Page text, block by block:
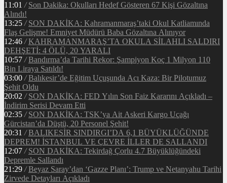
11:01 / Son Dakika: Okulları Hedef Gösteren 67 Kişi Gözaltına
Alındı!
13:25 / SON DAKİKA: Kahramanmaraş’taki Okul Katliamında
Flaş Gelişme! Emniyet Müdürü Baba Gözaltına Alınıyor
12:46 / KAHRAMANMARAŞ’TA OKULA SİLAHLI SALDIRI
DEHŞETİ: 4 ÖLÜ, 20 YARALI
10:57 / Bandırma’da Tarihi Rekor: Şampiyon Koç 1 Milyon 110
Bin Liraya Satıldı!
03:00 / Balıkesir’de Eğitim Uçuşunda Acı Kaza: Bir Pilotumuz
Şehit Oldu
20:02 / SON DAKİKA: FED Yılın Son Faiz Kararını Açıkladı –
İndirim Serisi Devam Etti
02:35 / SON DAKİKA: TSK’ya Ait Askeri Kargo Uçağı
Gürcistan’da Düştü, 20 Personel Şehit!
20:31 / BALIKESİR SINDIRGI’DA 6,1 BÜYÜKLÜĞÜNDE
DEPREM! İSTANBUL VE ÇEVRE İLLER DE SALLANDI
12:07 / SON DAKİKA: Tekirdağ Çorlu 4.7 Büyüklüğündeki
Depremle Sallandı
21:29 / Beyaz Saray’dan ‘Gazze Planı’: Trump ve Netanyahu Tarihi
Zirvede Detayları Açıkladı